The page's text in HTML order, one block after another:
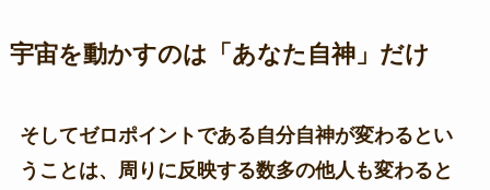
宇宙を動かすのは「あなた自神」だけ
そしてゼロポイントである自分自神が変わるとい
うことは、周りに反映する数多の他人も変わると